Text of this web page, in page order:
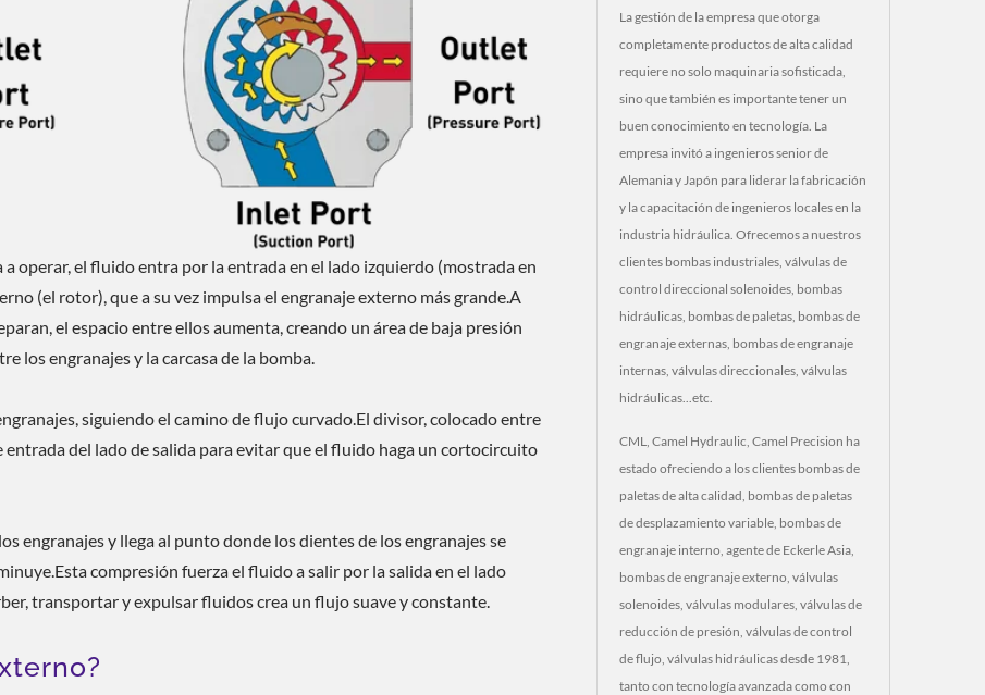
operar, el fluido entra por la entrada en el lado izquierdo (mostrada en
(el rotor), que a su vez impulsa el engranaje externo más grande.A
el espacio entre ellos aumenta, creando un área de baja presión
los engranajes y la carcasa de la bomba.
siguiendo el camino de flujo curvado.El divisor, colocado entre
del lado de salida para evitar que el fluido haga un cortocircuito
engranajes y llega al punto donde los dientes de los engranajes se
compresión fuerza el fluido a salir por la salida en el lado
transportar y expulsar fluidos crea un flujo suave y constante.
La gestión de la empresa que otorga
completamente productos de alta calidad
requiere no solo maquinaria sofisticada,
sino que también es importante tener un
buen conocimiento en tecnología. La
empresa invitó a ingenieros senior de
Alemania y Japón para liderar la fabricación
y la capacitación de ingenieros locales en la
industria hidráulica. Ofrecemos a nuestros
clientes bombas industriales, válvulas de
control direccional solenoides, bombas
hidráulicas, bombas de paletas, bombas de
engranaje externas, bombas de engranaje
internas, válvulas direccionales, válvulas
hidráulicas...etc.
CML, Camel Hydraulic, Camel Precision ha
estado ofreciendo a los clientes bombas de
paletas de alta calidad, bombas de paletas
de desplazamiento variable, bombas de
engranaje interno, agente de Eckerle Asia,
bombas de engranaje externo, válvulas
solenoides, válvulas modulares, válvulas de
reducción de presión, válvulas de control
de flujo, válvulas hidráulicas desde 1981,
tanto con tecnología avanzada como con